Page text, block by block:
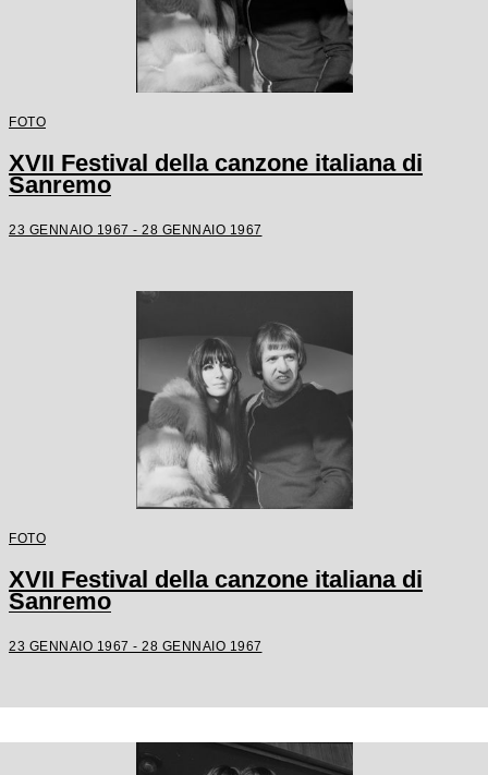
FOTO
XVII Festival della canzone italiana di
Sanremo
23 GENNAIO 1967 - 28 GENNAIO 1967
FOTO
XVII Festival della canzone italiana di
Sanremo
23 GENNAIO 1967 - 28 GENNAIO 1967